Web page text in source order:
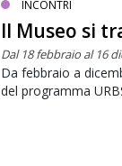
INCONTRI
Il Museo si
Dal 18 febbraio al 16
Da febbraio a
del programma